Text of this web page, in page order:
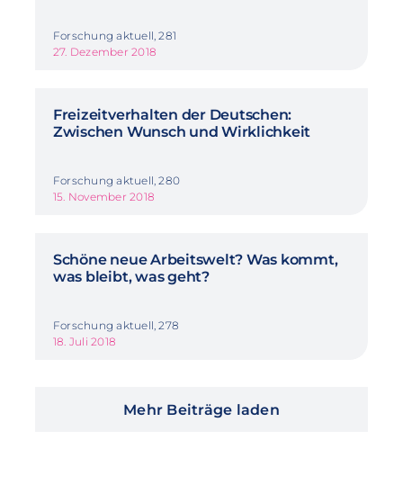
Forschung aktuell, 281
27. Dezember 2018
Freizeitverhalten der Deutschen:
Zwischen Wunsch und Wirklichkeit
Forschung aktuell, 280
15. November 2018
Schöne neue Arbeitswelt? Was kommt,
was bleibt, was geht?
Forschung aktuell, 278
18. Juli 2018
Mehr Beiträge laden